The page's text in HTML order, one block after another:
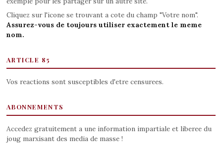
Cliquez sur l'icone se trouvant a cote du champ "Votre nom".
Assurez-vous de toujours utiliser exactement le meme
nom.
ARTICLE 85
Vos reactions sont susceptibles d'etre censurees.
ABONNEMENTS
Accedez gratuitement a une information impartiale et liberee du
joug marxisant des media de masse !